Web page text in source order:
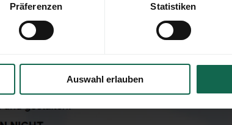
Präferenzen Statistiken
Auswahl erlauben